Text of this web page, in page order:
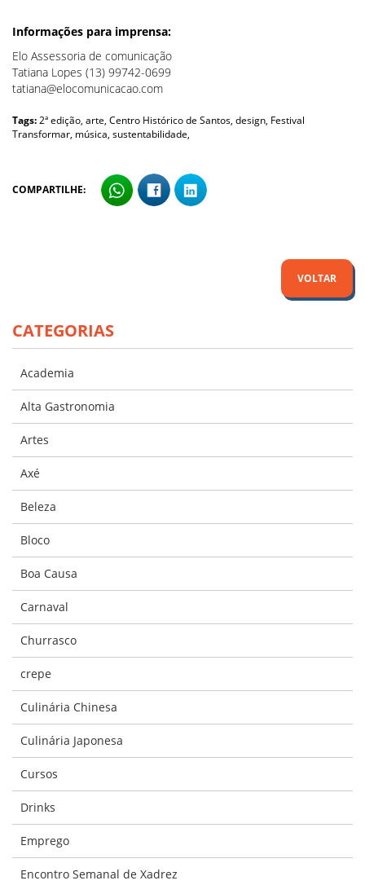
Informações para imprensa:
Elo Assessoria de comunicação
Tatiana Lopes (13) 99742-0699
tatiana@elocomunicacao.com
Tags:2ª edição, arte, Centro Histórico de Santos, design, Festival
Transformar, música, sustentabilidade,
COMPARTILHE:
VOLTAR
CATEGORIAS
Academia
Alta Gastronomia
Artes
Axé
Beleza
Bloco
Boa Causa
Carnaval
Churrasco
crepe
Culinária Chinesa
Culinária Japonesa
Cursos
Drinks
Emprego
Encontro Semanal de Xadrez